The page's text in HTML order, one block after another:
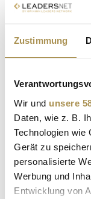
Zustimmung
Wir und unsere
Daten, wie z. B.
Technologien wie
Gerät zu
personalisierte
Werbung und
Entwicklung von